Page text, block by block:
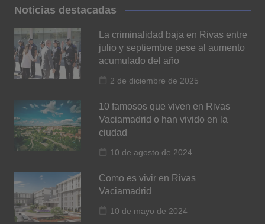
Noticias destacadas
La criminalidad baja en Rivas entre
julio y septiembre pese al aumento
acumulado del año
2 de diciembre de 2025
10 famosos que viven en Rivas
Vaciamadrid o han vivido en la
ciudad
10 de agosto de 2024
Como es vivir en Rivas
Vaciamadrid
10 de mayo de 2024